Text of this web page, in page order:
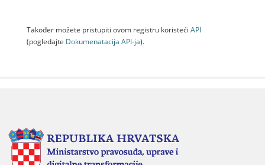
Također možete pristupiti ovom registru koristeći API
(pogledajte Dokumenаtаcijа API-jа).